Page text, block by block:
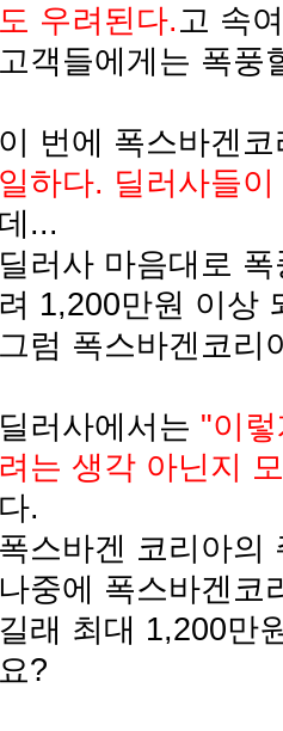
도 우려된다. 고 속
고객들에게는 폭풍
이 번에 폭스바겐
일하다. 딜러사들
데...
딜러사 마음대로
려 1,200만원 이상
그럼 폭스바겐코리
딜러사에서는 "이
려는 생각 아닌지
다.
폭스바겐 코리아의
나중에 폭스바겐코
길래 최대 1,200만
요?